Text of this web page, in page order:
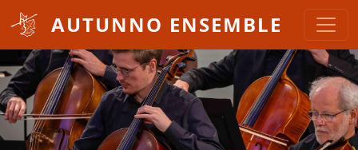
Overslaan en naar de inhoud gaan
AUTUNNO ENSEMBLE